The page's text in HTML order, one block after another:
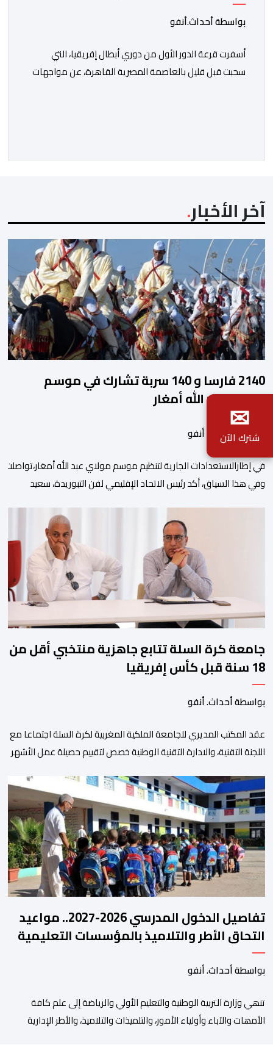
بواسطة أحداث.أنفو
أسفرت قرعة الدور الأول من دوري أبطال إفريقيا، التي
سحبت قبل قليل بالعاصمة المصرية القاهرة، عن مواجهات
الغامبي، حيث يطمح الفريق […]
آخر الأخبار
2140 فارسا و 140 سربة تشارك في موسم
مولاي عبد الله أمغار
بواسطة أحداث. أنفو
في إطارالاستعدادات الجارية لتنظيم موسم مولاي عبد الله
وفي هذا السياق، أكد رئيس الاتحاد الإقليمي لفن التبوريدة، سعيد
ولم تخل هذه الدورة من مؤشرات إيجابية على مستوى تنوعالمشاركة،
وتبرز هذه الأرقام الحجم الكبير الذي باتت تعرفه تظاهرةالتبوريدة
ومن المرتقب أن تعرف فعاليات الموسم إقبالا جماهيريا
واسعا،في ظل الشغف الكبير الذي يحظى به فن التبوريدة، باعتبارهأحد
جامعة كرة السلة تتابع جاهزية منتخبي أقل من
18 سنة قبل كأس إفريقيا
بواسطة أحداث. أنفو
عقد المكتب المديري للجامعة الملكية المغربية لكرة السلة اجتماعا مع
اللجنة التقنية، والادارة التقنية الوطنية خصص لتقييم حصيلة عمل الأشهر
المنتخبات الوطنية خلال الفترة الأخيرة. وشهد الاجتماع تقديم عرض
مفصل حول مشاركة المنتخبين الوطنيين لأقل من 18 سنة، إناثا وذكورا،
من طرف اللجنة التقنية التي واكبت كل […]
تفاصيل الدخول المدرسي 2026-2027.. مواعيد
التحاق الأطر والتلاميذ بالمؤسسات التعليمية
بواسطة أحداث. أنفو
تنھي وزارة التربیة الوطنیة والتعلیم الأولي والریاضة إلى علم كافة
الأمھات والآباء وأولیاء الأمور، والتلمیذات والتلامیذ، والأطر الإداریة
✉
شترك الآن